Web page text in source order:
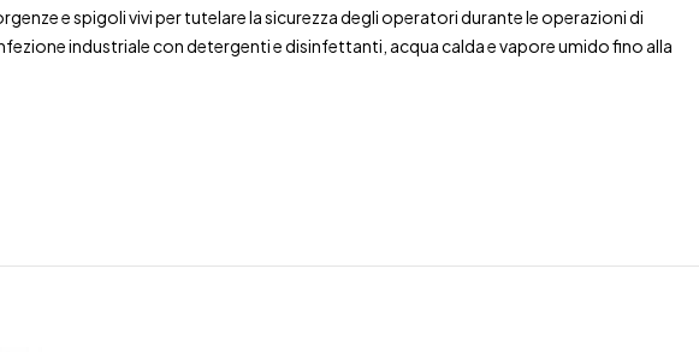
e spigoli vivi per tutelare la sicurezza degli operatori durante le operazioni di
industriale con detergenti e disinfettanti, acqua calda e vapore umido fino alla